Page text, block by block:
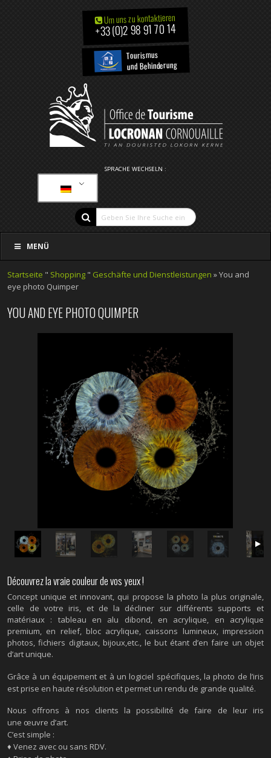
Um uns zu kontaktieren
+33 (0)2 98 91 70 14
Tourismus
und Behinderung
SPRACHE WECHSELN :
MENÜ
Startseite " Shopping " Geschäfte und Dienstleistungen » You and
eye photo Quimper
YOU AND EYE PHOTO QUIMPER
Découvrez la vraie couleur de vos yeux !
Concept unique et innovant, qui propose la photo la plus originale,
celle de votre iris, et de la décliner sur différents supports et
matériaux : tableau en alu dibond, en acrylique, en acrylique
premium, en relief, bloc acrylique, caissons lumineux, impression
photos, fichiers digitaux, bijoux,etc., le but étant d’en faire un objet
d’art unique.
Grâce à un équipement et à un logiciel spécifiques, la photo de l’iris
est prise en haute résolution et permet un rendu de grande qualité.
Nous offrons à nos clients la possibilité de faire de leur iris
une œuvre d’art.
C’est simple :
♦ Venez avec ou sans RDV.